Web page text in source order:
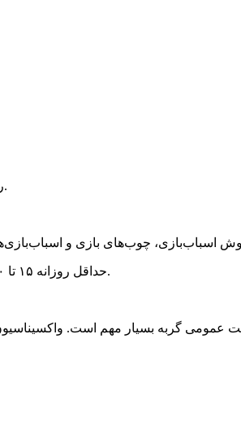
رسیدگی منظم به بهداشت، از بسیاری از بیماری‌ها پیشگیری می‌کند.
حداقل روزانه ۱۵ تا ۳۰ دقیقه با گربه خود بازی کنید تا انرژی او به شکل سالم تخلیه شود.